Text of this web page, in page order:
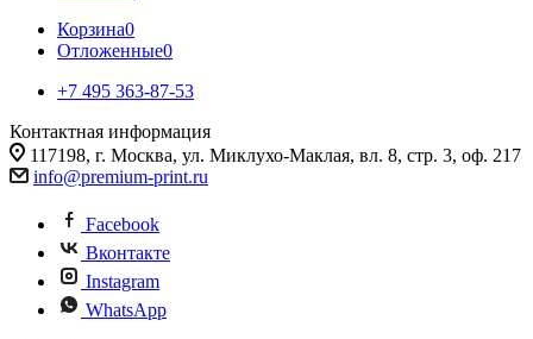
Корзина0
Отложенные0
+7 495 363-87-53
Контактная информация
117198, г. Москва, ул. Миклухо-Маклая, вл. 8, стр. 3, оф. 217
info@premium-print.ru
Facebook
Вконтакте
Instagram
WhatsApp